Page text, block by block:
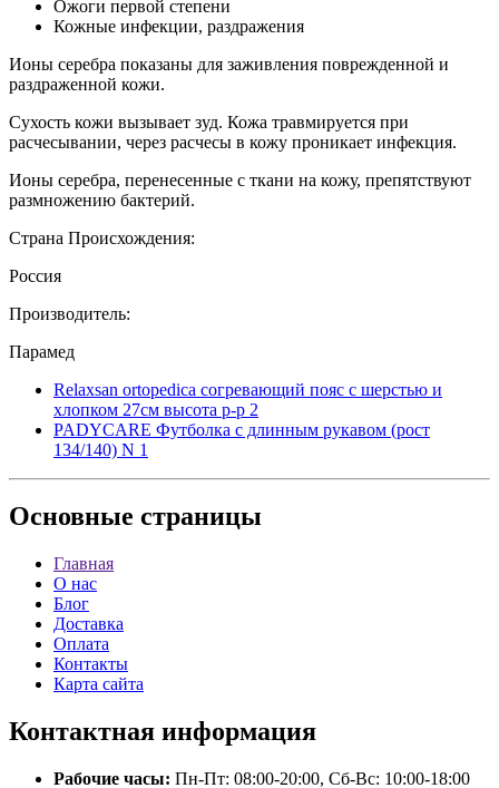
Ожоги первой степени
Кожные инфекции, раздражения
Ионы серебра показаны для заживления поврежденной и
раздраженной кожи.
Сухость кожи вызывает зуд. Кожа травмируется при
расчесывании, через расчесы в кожу проникает инфекция.
Ионы серебра, перенесенные с ткани на кожу, препятствуют
размножению бактерий.
Страна Происхождения:
Россия
Производитель:
Парамед
Relaxsan ortopedica согревающий пояс с шерстью и
хлопком 27см высота р-р 2
PADYCARE Футболка с длинным рукавом (рост
134/140) N 1
Основные страницы
Главная
О нас
Блог
Доставка
Оплата
Контакты
Карта сайта
Контактная информация
Рабочие часы: Пн-Пт: 08:00-20:00, Сб-Вс: 10:00-18:00